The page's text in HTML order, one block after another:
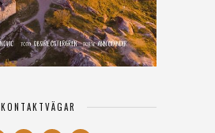
KONTAKTVÄGAR